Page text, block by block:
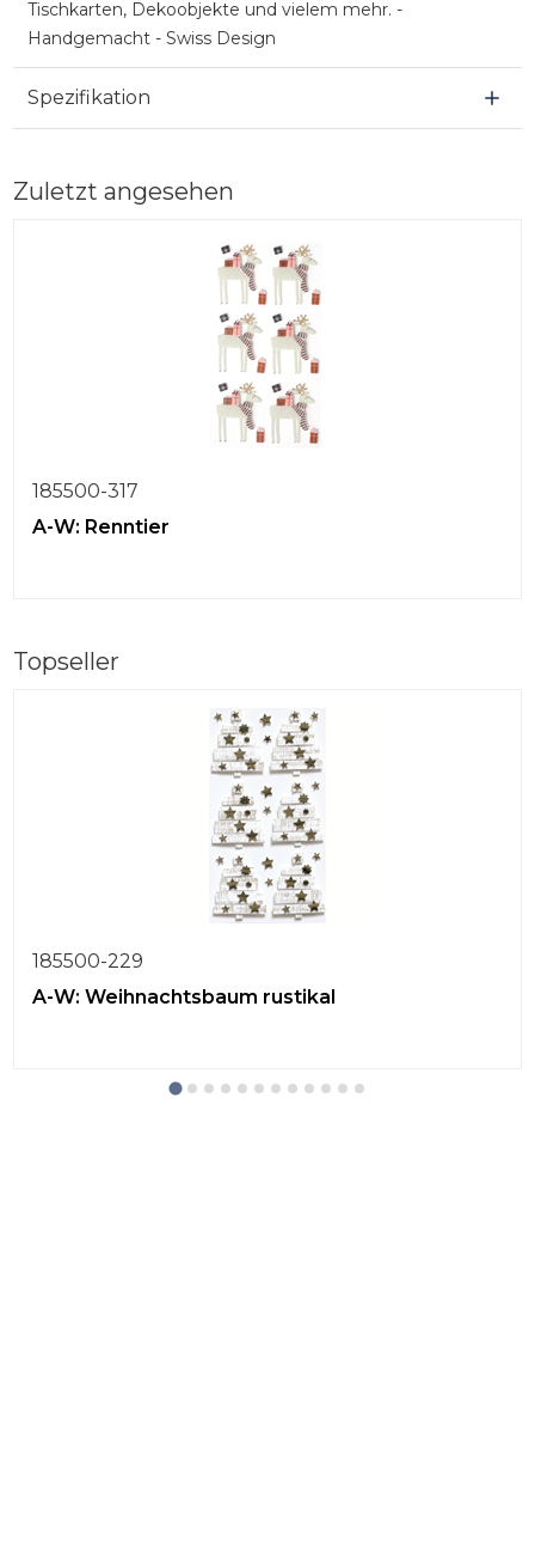
Tischkarten, Dekoobjekte und vielem mehr. -
Handgemacht - Swiss Design
Spezifikation
Zuletzt angesehen
185500-317
A-W: Renntier
Topseller
185500-229
A-W: Weihnachtsbaum rustikal